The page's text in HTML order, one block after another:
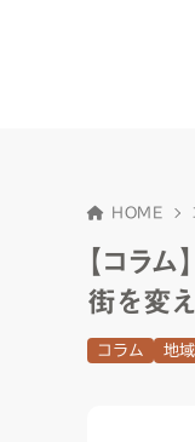
HOME
【コラ
街を変
コラム 地